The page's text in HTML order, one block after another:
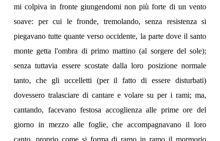
mi colpiva in fronte giungendomi non più forte di un vento
soave: per cui le fronde, tremolando, senza resistenza si
piegavano tutte quante verso occidente, la parte dove il santo
monte getta l'ombra di primo mattino (al sorgere del sole);
senza tuttavia essere scostate dalla loro posizione normale
tanto, che gli uccelletti (per il fatto di essere disturbati)
dovessero tralasciare di cantare e volare su per i rami; ma,
cantando, facevano festosa accoglienza alle prime ore del
giorno in mezzo alle foglie, che accompagnavano il loro
canto, proprio come si forma di ramo in ramo il mormorio